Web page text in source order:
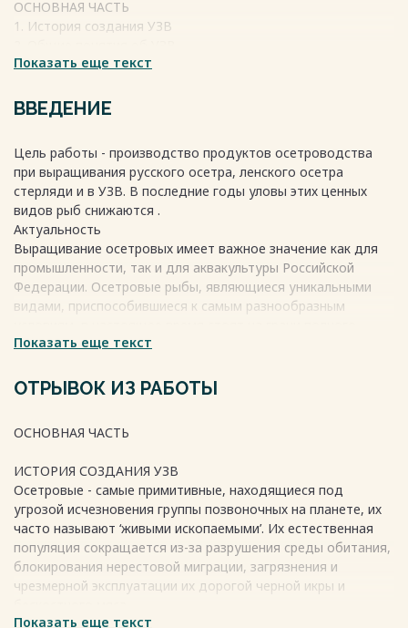
ОСНОВНАЯ ЧАСТЬ
1. История создания УЗВ
3. Минимальный набор узлов для выращивания
5. Сравнительная характеристика осетровых рыб
Список литературы
Весь текст будет доступенпосле покупки
Показать еще текст
ВВЕДЕНИЕ
Цель работы - производство продуктов осетроводства
при выращивания русского осетра, ленского осетра
стерляди и в УЗВ. В последние годы уловы этих ценных
видов рыб снижаются .
Актуальность
Выращивание осетровых имеет важное значение как для
промышленности, так и для аквакультуры Российской
Федерации. Осетровые рыбы, являющиеся уникальными
видами, приспособившиеся к самым разнообразным
исчезновения.
Весь текст будет доступенпосле покупки
Показать еще текст
ОТРЫВОК ИЗ РАБОТЫ
ОСНОВНАЯ ЧАСТЬ
ИСТОРИЯ СОЗДАНИЯ УЗВ
Осетровые - самые примитивные, находящиеся под
угрозой исчезновения группы позвоночных на планете, их
часто называют ‘живыми ископаемыми’. Их естественная
популяция сокращается из-за разрушения среды обитания,
блокирования нерестовой миграции, загрязнения и
чрезмерной эксплуатации их дорогой черной икры и
В настоящее время у существующих популяций мало
Показать еще текст